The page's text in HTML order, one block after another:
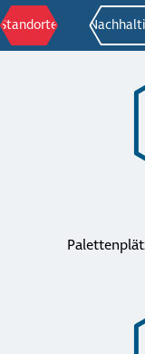
Standorte